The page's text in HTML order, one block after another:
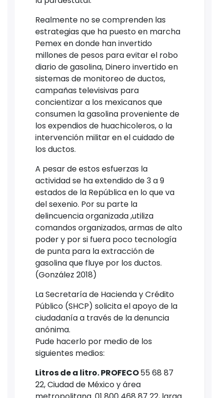
Realmente no se comprenden las
estrategias que ha puesto en marcha
Pemex en donde han invertido
millones de pesos para evitar el robo
diario de gasolina, Dinero invertido en
sistemas de monitoreo de ductos,
campañas televisivas para
concientizar a los mexicanos que
consumen la gasolina proveniente de
los expendios de huachicoleros, o la
intervención militar en el cuidado de
los ductos.
A pesar de estos esfuerzas la
actividad se ha extendido de 3 a 9
estados de la República en lo que va
del sexenio. Por su parte la
delincuencia organizada ,utiliza
comandos organizados, armas de alto
poder y por si fuera poco tecnología
de punta para la extracción de
gasolina que fluye por los ductos.
(González 2018)
La Secretaría de Hacienda y Crédito
Público (SHCP) solicita el apoyo de la
ciudadanía a través de la denuncia
anónima.
Pude hacerlo por medio de los
siguientes medios:
Litros de a litro. PROFECO​​55 68 87
22, Ciudad de México y área